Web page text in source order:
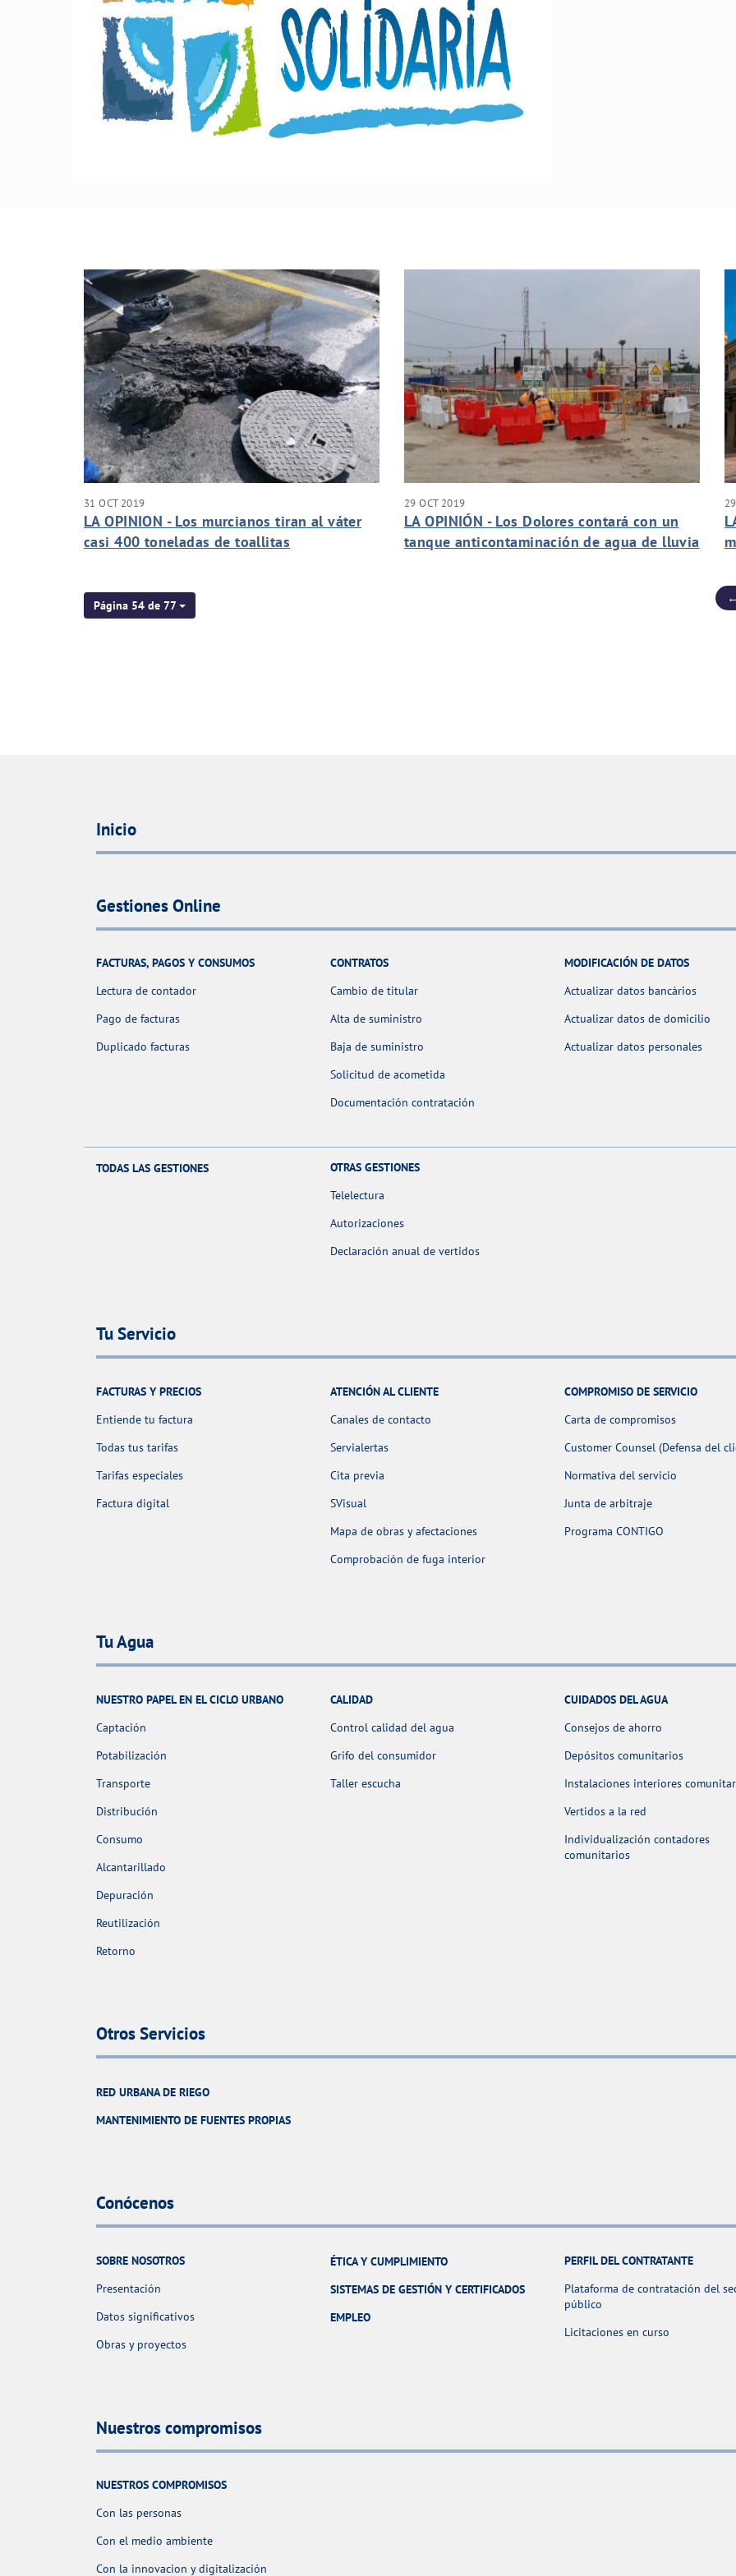
31 OCT 2019
LA OPINION - Los murcianos tiran al váter
casi 400 toneladas de toallitas
29 OCT 2019
LA OPINIÓN - Los Dolores contará con un
tanque anticontaminación de agua de lluvia
Página 54 de 77
Inicio
Gestiones Online
FACTURAS, PAGOS Y CONSUMOS
Lectura de contador
Pago de facturas
Duplicado facturas
CONTRATOS
Cambio de titular
Alta de suministro
Baja de suministro
Solicitud de acometida
Documentación contratación
MODIFICACIÓN DE DATOS
Actualizar datos bancários
Actualizar datos de domicilio
Actualizar datos personales
TODAS LAS GESTIONES
OTRAS GESTIONES
Telelectura
Autorizaciones
Declaración anual de vertidos
Tu Servicio
FACTURAS Y PRECIOS
Entiende tu factura
Todas tus tarifas
Tarifas especiales
Factura digital
ATENCIÓN AL CLIENTE
Canales de contacto
Servialertas
Cita previa
SVisual
Mapa de obras y afectaciones
Comprobación de fuga interior
COMPROMISO DE SERVICIO
Carta de compromisos
Customer Counsel (Defensa del
Normativa del servicio
Junta de arbitraje
Programa CONTIGO
Tu Agua
NUESTRO PAPEL EN EL CICLO URBANO
Captación
Potabilización
Transporte
Distribución
Consumo
Alcantarillado
Depuración
Reutilización
Retorno
CALIDAD
Control calidad del agua
Grifo del consumidor
Taller escucha
CUIDADOS DEL AGUA
Consejos de ahorro
Depósitos comunitarios
Instalaciones interiores
Vertidos a la red
Individualización contadores
comunitarios
Otros Servicios
RED URBANA DE RIEGO
MANTENIMIENTO DE FUENTES PROPIAS
Conócenos
SOBRE NOSOTROS
Presentación
Datos significativos
Obras y proyectos
ÉTICA Y CUMPLIMIENTO
SISTEMAS DE GESTIÓN Y CERTIFICADOS
EMPLEO
PERFIL DEL CONTRATANTE
Plataforma de contratación del
público
Licitaciones en curso
Nuestros compromisos
NUESTROS COMPROMISOS
Con las personas
Con el medio ambiente
Con la innovacion y digitalización